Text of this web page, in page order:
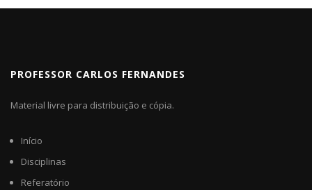
PROFESSOR CARLOS FERNANDES
Material livre para distribuição e cópia.
Início
Disciplinas
Referatório